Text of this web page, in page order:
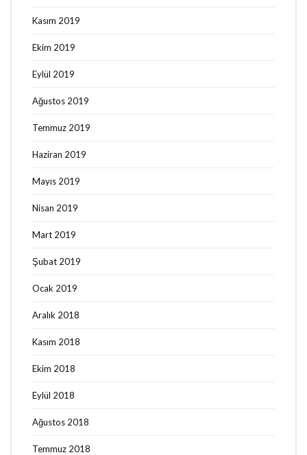
Kasım 2019
Ekim 2019
Eylül 2019
Ağustos 2019
Temmuz 2019
Haziran 2019
Mayıs 2019
Nisan 2019
Mart 2019
Şubat 2019
Ocak 2019
Aralık 2018
Kasım 2018
Ekim 2018
Eylül 2018
Ağustos 2018
Temmuz 2018